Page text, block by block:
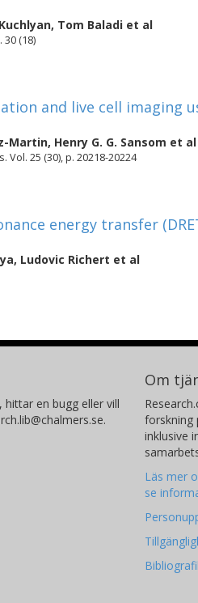
, Tom Baladi et al
30 (18)
and live cell imaging
Martin, Henry G. G. Sansom et al
Vol. 25 (30), p. 20218-20224
energy transfer
, Ludovic Richert et al
en bugg eller vill
Om
forskning
inklusive
Läs mer
se